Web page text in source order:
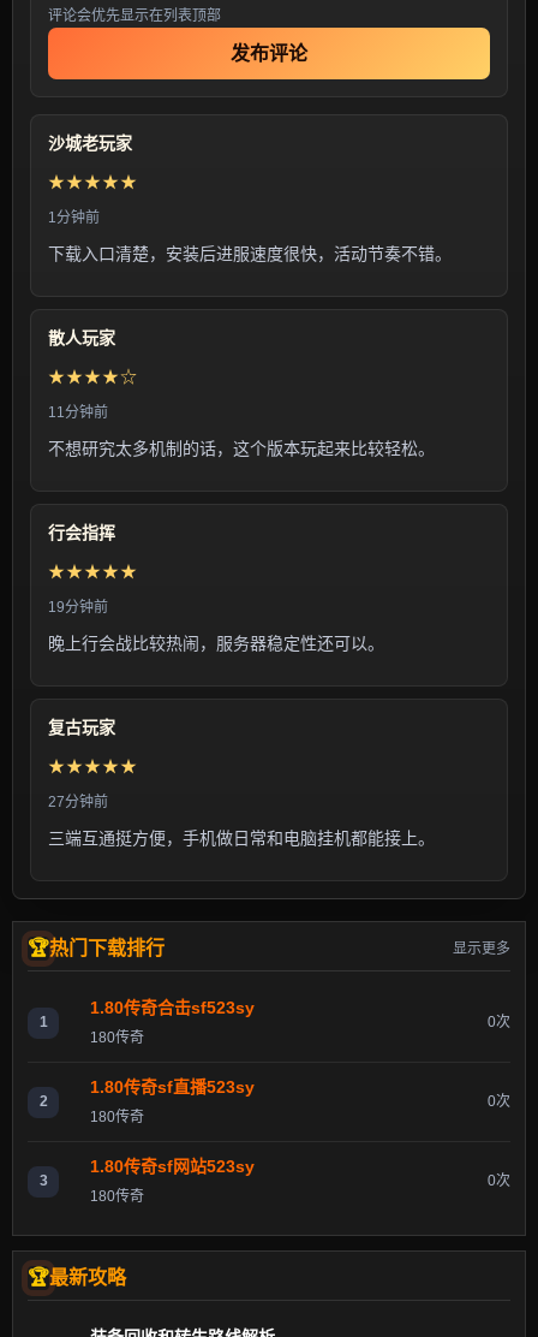
评论会优先显示在列表顶部
发布评论
沙城老玩家
★★★★★
1分钟前
下载入口清楚，安装后进服速度很快，活动节奏不错。
散人玩家
★★★★☆
11分钟前
不想研究太多机制的话，这个版本玩起来比较轻松。
行会指挥
★★★★★
19分钟前
晚上行会战比较热闹，服务器稳定性还可以。
复古玩家
★★★★★
27分钟前
三端互通挺方便，手机做日常和电脑挂机都能接上。
热门下载排行 显示更多
1
1.80传奇合击sf523sy
180传奇
0次
2
1.80传奇sf直播523sy
180传奇
0次
3
1.80传奇sf网站523sy
180传奇
0次
最新攻略